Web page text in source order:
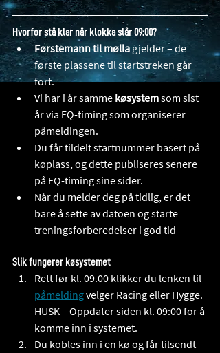
Hvorfor stå klar når klokka slår 09:00?
Førstemann til mølla gjelder – de
første plassene til startstreken går
fort.
Vi har i år samme køsystem som sist
år via EQ-timing som organiserer
påmeldingen.
Du får tildelt startnummer basert på
køplass, og dette publiseres senere
på EQ-timing sine sider.
Når du melder deg på tidlig, er det
bare å sette av datoen og starte
treningsforberedelser i god tid
Slik fungerer køsystemet
Rett før kl. 09.00 klikker du lenken til
påmelding velger Racing eller Hygge.
HUSK  - Oppdater siden kl. 09:00 for å
komme inn i systemet.
Du kobles inn i en kø og får tilsendt